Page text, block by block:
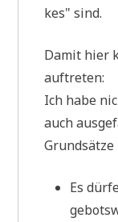
kes" sind.
Damit hier
auftreten:
Ich habe
auch
Es